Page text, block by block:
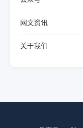
网文资讯
关于我们